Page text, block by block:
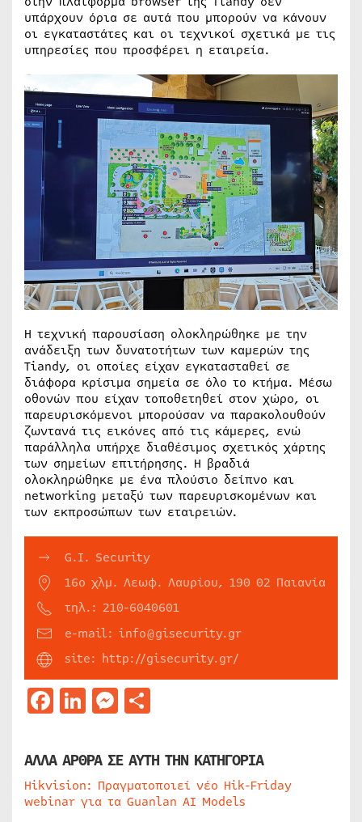
υπάρχουν όρια σε αυτά που μπορούν να κάνουν
οι εγκαταστάτες και οι τεχνικοί σχετικά με τις
υπηρεσίες που προσφέρει η εταιρεία.
Η τεχνική παρουσίαση ολοκληρώθηκε με την
ανάδειξη των δυνατοτήτων των καμερών της
Tiandy, οι οποίες είχαν εγκατασταθεί σε
διάφορα κρίσιμα σημεία σε όλο το κτήμα. Μέσω
οθονών που είχαν τοποθετηθεί στον χώρο, οι
παρευρισκόμενοι μπορούσαν να παρακολουθούν
ζωντανά τις εικόνες από τις κάμερες, ενώ
παράλληλα υπήρχε διαθέσιμος σχετικός χάρτης
των σημείων επιτήρησης. Η βραδιά
ολοκληρώθηκε με ένα πλούσιο δείπνο και
networking μεταξύ των παρευρισκομένων και
των εκπροσώπων των εταιρειών.
G.I. Security
16ο χλμ. Λεωφ. Λαυρίου, 190 02 Παιανία
τηλ.: 210-6040601
e-mail: info@gisecurity.gr
site: http://gisecurity.gr/
Facebook
LinkedIn
Messenger
ΑΛΛΑ ΑΡΘΡΑ ΣΕ ΑΥΤΗ ΤΗΝ ΚΑΤΗΓΟΡΙΑ
Hikvision: Πραγματοποιεί νέο Hik-Friday
webinar για τα Guanlan AI Models